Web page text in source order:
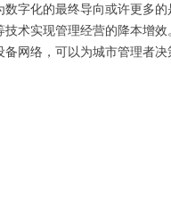
字化的最终导向或许更多的
术实现管理经营的降本增效
网络，可以为城市管理者决